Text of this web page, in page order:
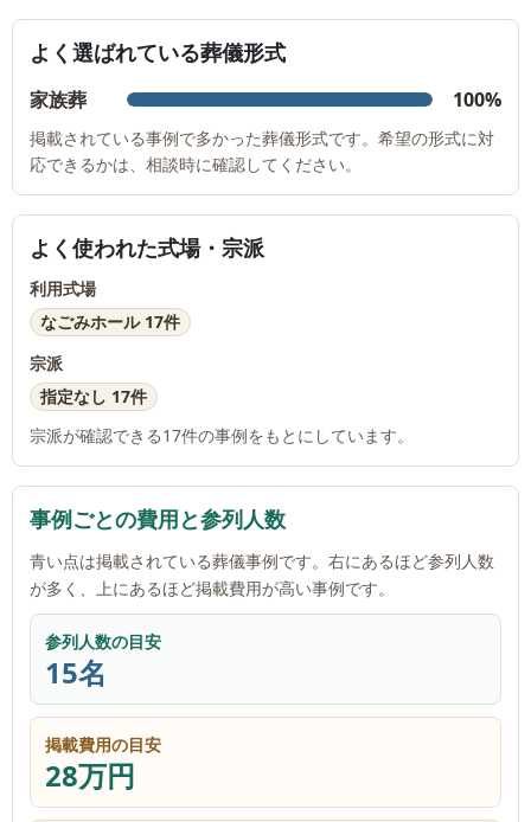
よく選ばれている葬儀形式
家族葬 100%
掲載されている事例で多かった葬儀形式です。希望の形式に対
応できるかは、相談時に確認してください。
よく使われた式場・宗派
利用式場
なごみホール 17件
宗派
指定なし 17件
宗派が確認できる17件の事例をもとにしています。
事例ごとの費用と参列人数
青い点は掲載されている葬儀事例です。右にあるほど参列人数
が多く、上にあるほど掲載費用が高い事例です。
参列人数の目安
15名
掲載費用の目安
28万円